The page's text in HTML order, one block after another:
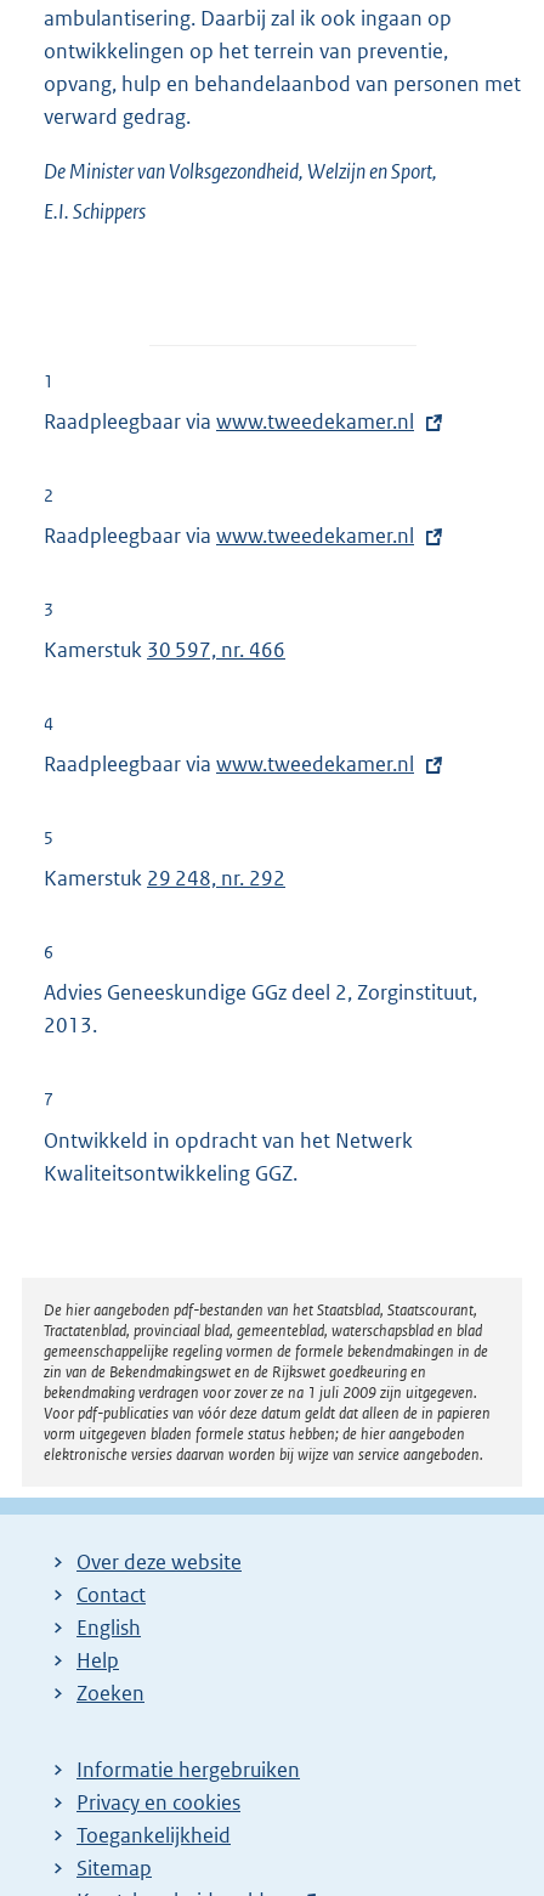
ambulantisering. Daarbij zal ik ook ingaan op
ontwikkelingen op het terrein van preventie,
opvang, hulp en behandelaanbod van personen met
verward gedrag.
De Minister van Volksgezondheid, Welzijn en Sport,
E.I.Schippers
1
Raadpleegbaar via E
r
:
www.tweedekamer.nl
2
Raadpleegbaar via E
r
l
:
www.tweedekamer.nl
3
Kamerstuk 30 597, nr. 466
4
Raadpleegbaar via E
r
l
www.tweedekamer.nl
5
Kamerstuk 29 248, nr. 292
6
Advies Geneeskundige GGz deel 2, Zorginstituut,
2013.
7
Ontwikkeld in opdracht van het Netwerk
Kwaliteitsontwikkeling GGZ.
Disclaimer
De hier aangeboden pdf-bestanden van het Staatsblad, Staatscourant,
Tractatenblad, provinciaal blad, gemeenteblad, waterschapsblad en blad
gemeenschappelijke regeling vormen de formele bekendmakingen in de
zin van de Bekendmakingswet en de Rijkswet goedkeuring en
bekendmaking verdragen voor zover ze na 1 juli 2009 zijn uitgegeven.
Voor pdf-publicaties van vóór deze datum geldt dat alleen de in papieren
vorm uitgegeven bladen formele status hebben; de hier aangeboden
elektronische versies daarvan worden bij wijze van service aangeboden.
Over deze website
Contact
English
Help
Zoeken
Informatie hergebruiken
Privacy en cookies
Toegankelijkheid
Sitemap